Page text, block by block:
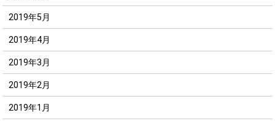
2019年5月
2019年4月
2019年3月
2019年2月
2019年1月